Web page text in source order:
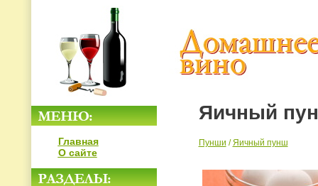
Главная
О сайте
Яичный
Пунши / Яичный пунш